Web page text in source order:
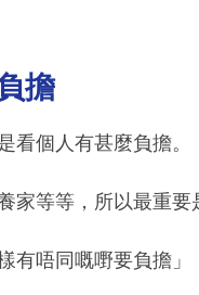
擔
看個人有甚麼負擔。
家等等，所以最重要
有唔同嘅嘢要負擔」